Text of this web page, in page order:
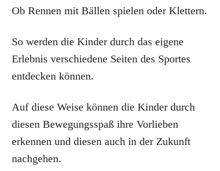
Ob Rennen mit Bällen spielen oder Klettern.
So werden die Kinder durch das eigene
Erlebnis verschiedene Seiten des Sportes
entdecken können.
Auf diese Weise können die Kinder durch
diesen Bewegungsspaß ihre Vorlieben
erkennen und diesen auch in der Zukunft
nachgehen.